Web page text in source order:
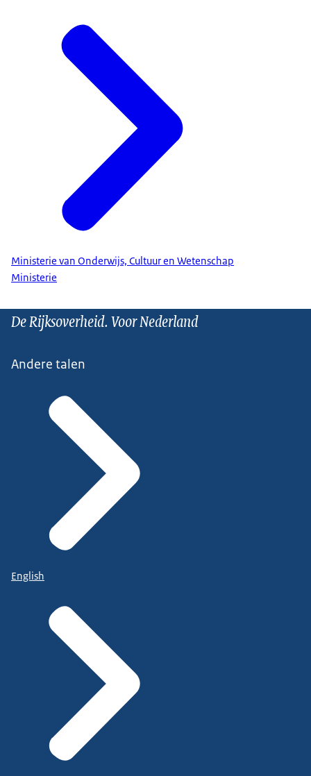
Ministerie van Onderwijs, Cultuur en Wetenschap
Ministerie
De Rijksoverheid. Voor Nederland
Andere talen
English